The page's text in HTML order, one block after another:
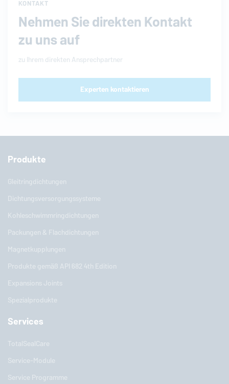
KONTAKT
Nehmen Sie direkten Kontakt
zu uns auf
zu Ihrem direkten Ansprechpartner
Experten kontaktieren
Produkte
Gleitringdichtungen
Dichtungsversorgungssysteme
Kohleschwimmringdichtungen
Packungen & Flachdichtungen
Magnetkupplungen
Produkte gemäß API 682 4th Edition
Expansions Joints
Spezialprodukte
Services
TotalSealCare
Service-Module
Service Programme